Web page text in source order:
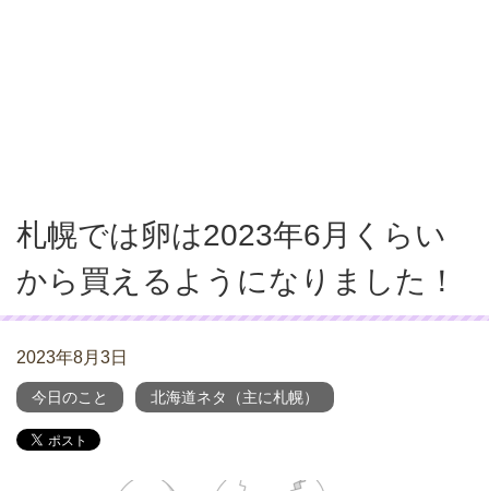
札幌では卵は2023年6月くらい
から買えるようになりました！
2023年8月3日
今日のこと 北海道ネタ（主に札幌）